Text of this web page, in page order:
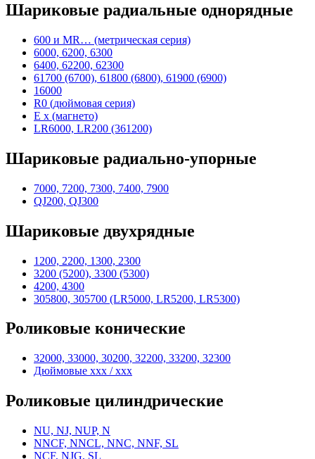
Шариковые радиальные однорядные
600 и MR… (метрическая серия)
6000, 6200, 6300
6400, 62200, 62300
61700 (6700), 61800 (6800), 61900 (6900)
16000
R0 (дюймовая серия)
E x (магнето)
LR6000, LR200 (361200)
Шариковые радиально-упорные
7000, 7200, 7300, 7400, 7900
QJ200, QJ300
Шариковые двухрядные
1200, 2200, 1300, 2300
3200 (5200), 3300 (5300)
4200, 4300
305800, 305700 (LR5000, LR5200, LR5300)
Роликовые конические
32000, 33000, 30200, 32200, 33200, 32300
Дюймовые xxx / xxx
Роликовые цилиндрические
NU, NJ, NUP, N
NNCF, NNCL, NNC, NNF, SL
NCF, NJG, SL